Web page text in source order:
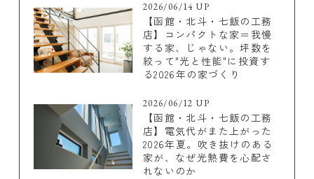
2026/06/14 UP
【函館・北斗・七飯の工務
店】コンパクトな家＝我慢
する家、じゃない。坪数を
絞って"光と性能"に投資す
る2026年の家づくり
2026/06/12 UP
【函館・北斗・七飯の工務
店】電気代がまた上がった
2026年夏。吹き抜けのある
家が、なぜ光熱費を心配さ
れないのか